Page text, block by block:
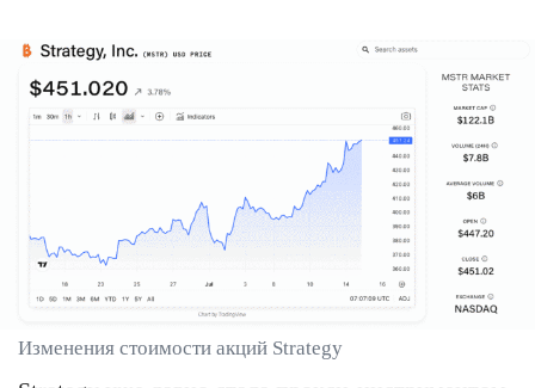
Изменения стоимости акций Strategy